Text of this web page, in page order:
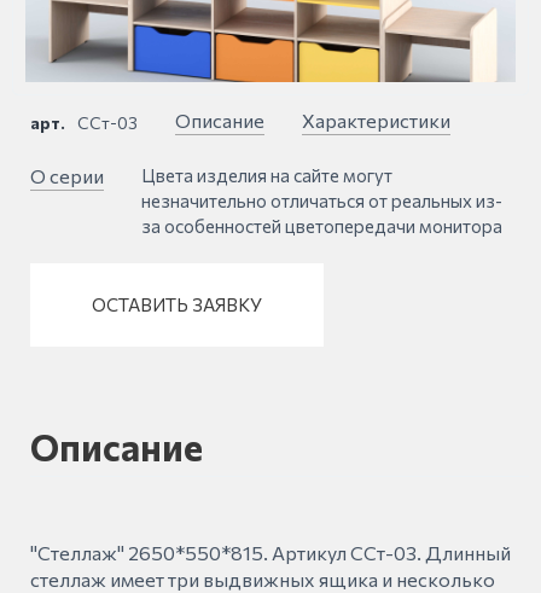
арт. ССт-03 Описание Характеристики
О серии
Цвета изделия на сайте могут
незначительно отличаться от реальных из-
за особенностей цветопередачи монитора
ОСТАВИТЬ ЗАЯВКУ
Описание
"Стеллаж" 2650*550*815. Артикул ССт-03. Длинный
стеллаж имеет три выдвижных ящика и несколько